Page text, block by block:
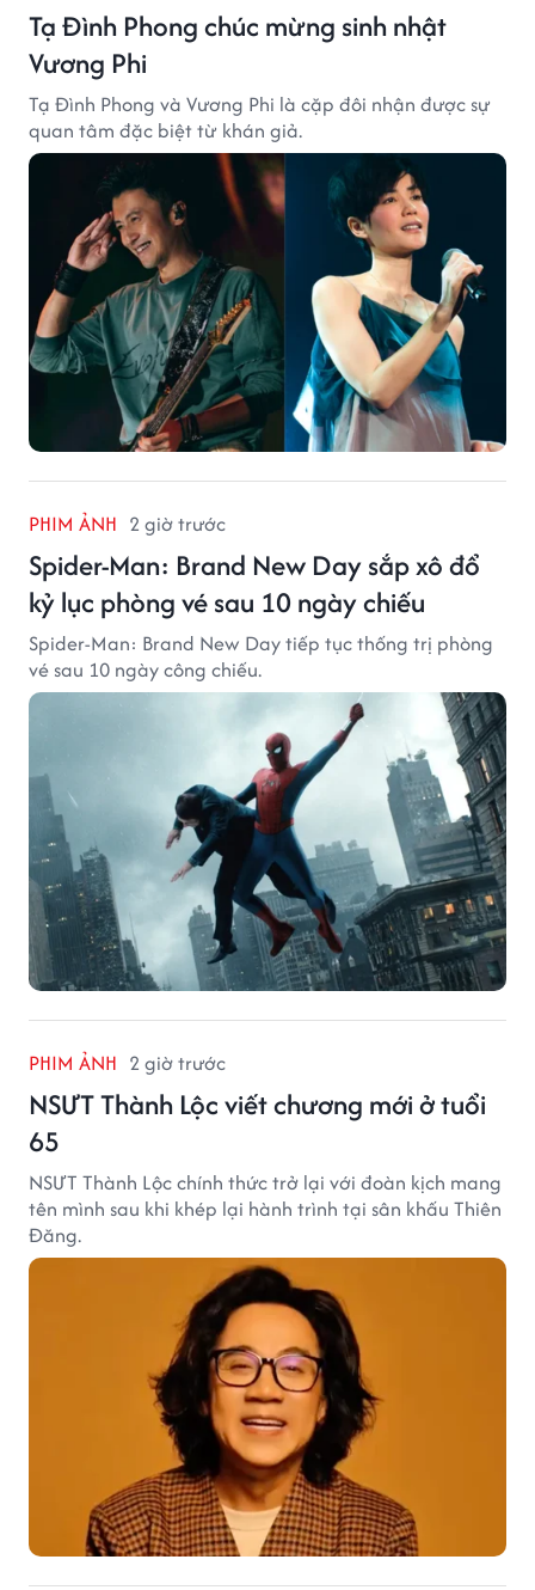
Tạ Đình Phong chúc mừng sinh nhật
Vương Phi
Tạ Đình Phong và Vương Phi là cặp đôi nhận được sự
quan tâm đặc biệt từ khán giả.
PHIM ẢNH 2 giờ trước
Spider-Man: Brand New Day sắp xô đổ
kỷ lục phòng vé sau 10 ngày chiếu
Spider-Man: Brand New Day tiếp tục thống trị phòng
vé sau 10 ngày công chiếu.
PHIM ẢNH 2 giờ trước
NSƯT Thành Lộc viết chương mới ở tuổi
65
NSƯT Thành Lộc chính thức trở lại với đoàn kịch mang
tên mình sau khi khép lại hành trình tại sân khấu Thiên
Đăng.